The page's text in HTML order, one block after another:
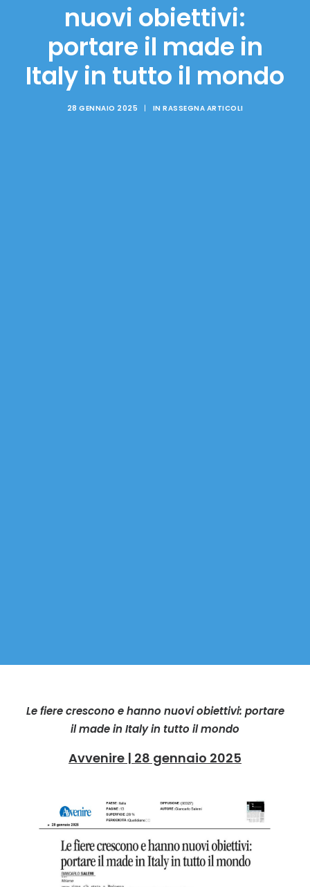
nuovi obiettivi:
portare il made in
Italy in tutto il mondo
28 GENNAIO 2025 | IN RASSEGNA ARTICOLI
Le fiere crescono e hanno nuovi obiettivi: portare
il made in Italy in tutto il mondo
Avvenire | 28 gennaio 2025